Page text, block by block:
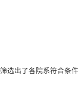
问题、重大
的；